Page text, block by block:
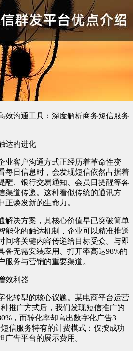
效沟通工具：深度解析商务短信服务
达的进化
业客户沟通方式正经历着革命性变
每日信息时，会发现短信依然占据着
、银行交易通知、会员日提醒等各
渠道传递。这种看似传统的通讯方
正焕发新的生命力。
解决方案，其核心价值早已突破简单
能化的触达机制，企业可以精准推送
间将关键内容传递给目标受众。与即
备无需安装应用、打开率高达98%的
服务与营销的重要渠道。
效利器
化转型的核心议题。某电商平台运营
推广方式后，我们发现短信推广的
，而转化率却高出数字化广告3
信服务特有的计费模式：仅按成功
广告平台的展示费用。